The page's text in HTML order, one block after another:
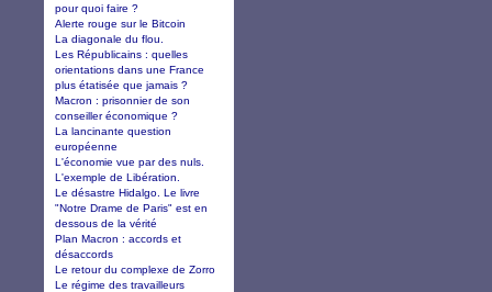
pour quoi faire ?
Alerte rouge sur le Bitcoin
La diagonale du flou.
Les Républicains : quelles
orientations dans une France
plus étatisée que jamais ?
Macron : prisonnier de son
conseiller économique ?
La lancinante question
européenne
L'économie vue par des nuls.
L'exemple de Libération.
Le désastre Hidalgo. Le livre
"Notre Drame de Paris" est en
dessous de la vérité
Plan Macron : accords et
désaccords
Le retour du complexe de Zorro
Le régime des travailleurs